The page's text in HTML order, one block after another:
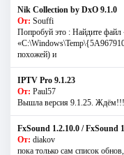
Nik Collection by DxO 9.1.0
От: Souffi
Попробуй это : Найдите
похожей) и
IPTV Pro 9.1.23
От: Paul57
Вышла версия 9.1.25. Ждём!!!
FxSound 1.2.10.0 / FxSound
От: diakov
пока только сам список